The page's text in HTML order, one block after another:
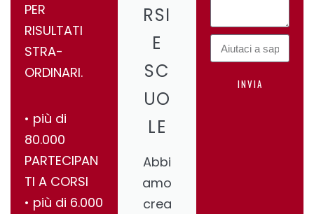
PER
RISULTATI
STRA-
ORDINARI.
•⁠ ⁠più di
80.000
PARTECIPAN
TI A CORSI
•⁠ ⁠più di 6.000
RSI
E
SC
UO
LE
Abbi
amo
crea
INVIA